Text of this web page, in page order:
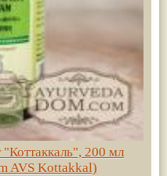
200 мл
AVS Kottakkal)